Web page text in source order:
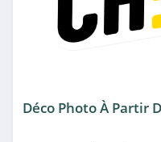
Déco Photo À Partir